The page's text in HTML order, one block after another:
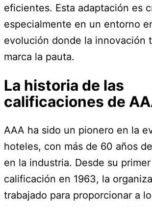
eficientes. Esta adaptación es
especialmente en un entorno
evolución donde la innovación
marca la pauta.
La historia de las
calificaciones de
AAA ha sido un pionero en la
hoteles, con más de 60 años
en la industria. Desde su
calificación en 1963, la
trabajado para proporcionar a